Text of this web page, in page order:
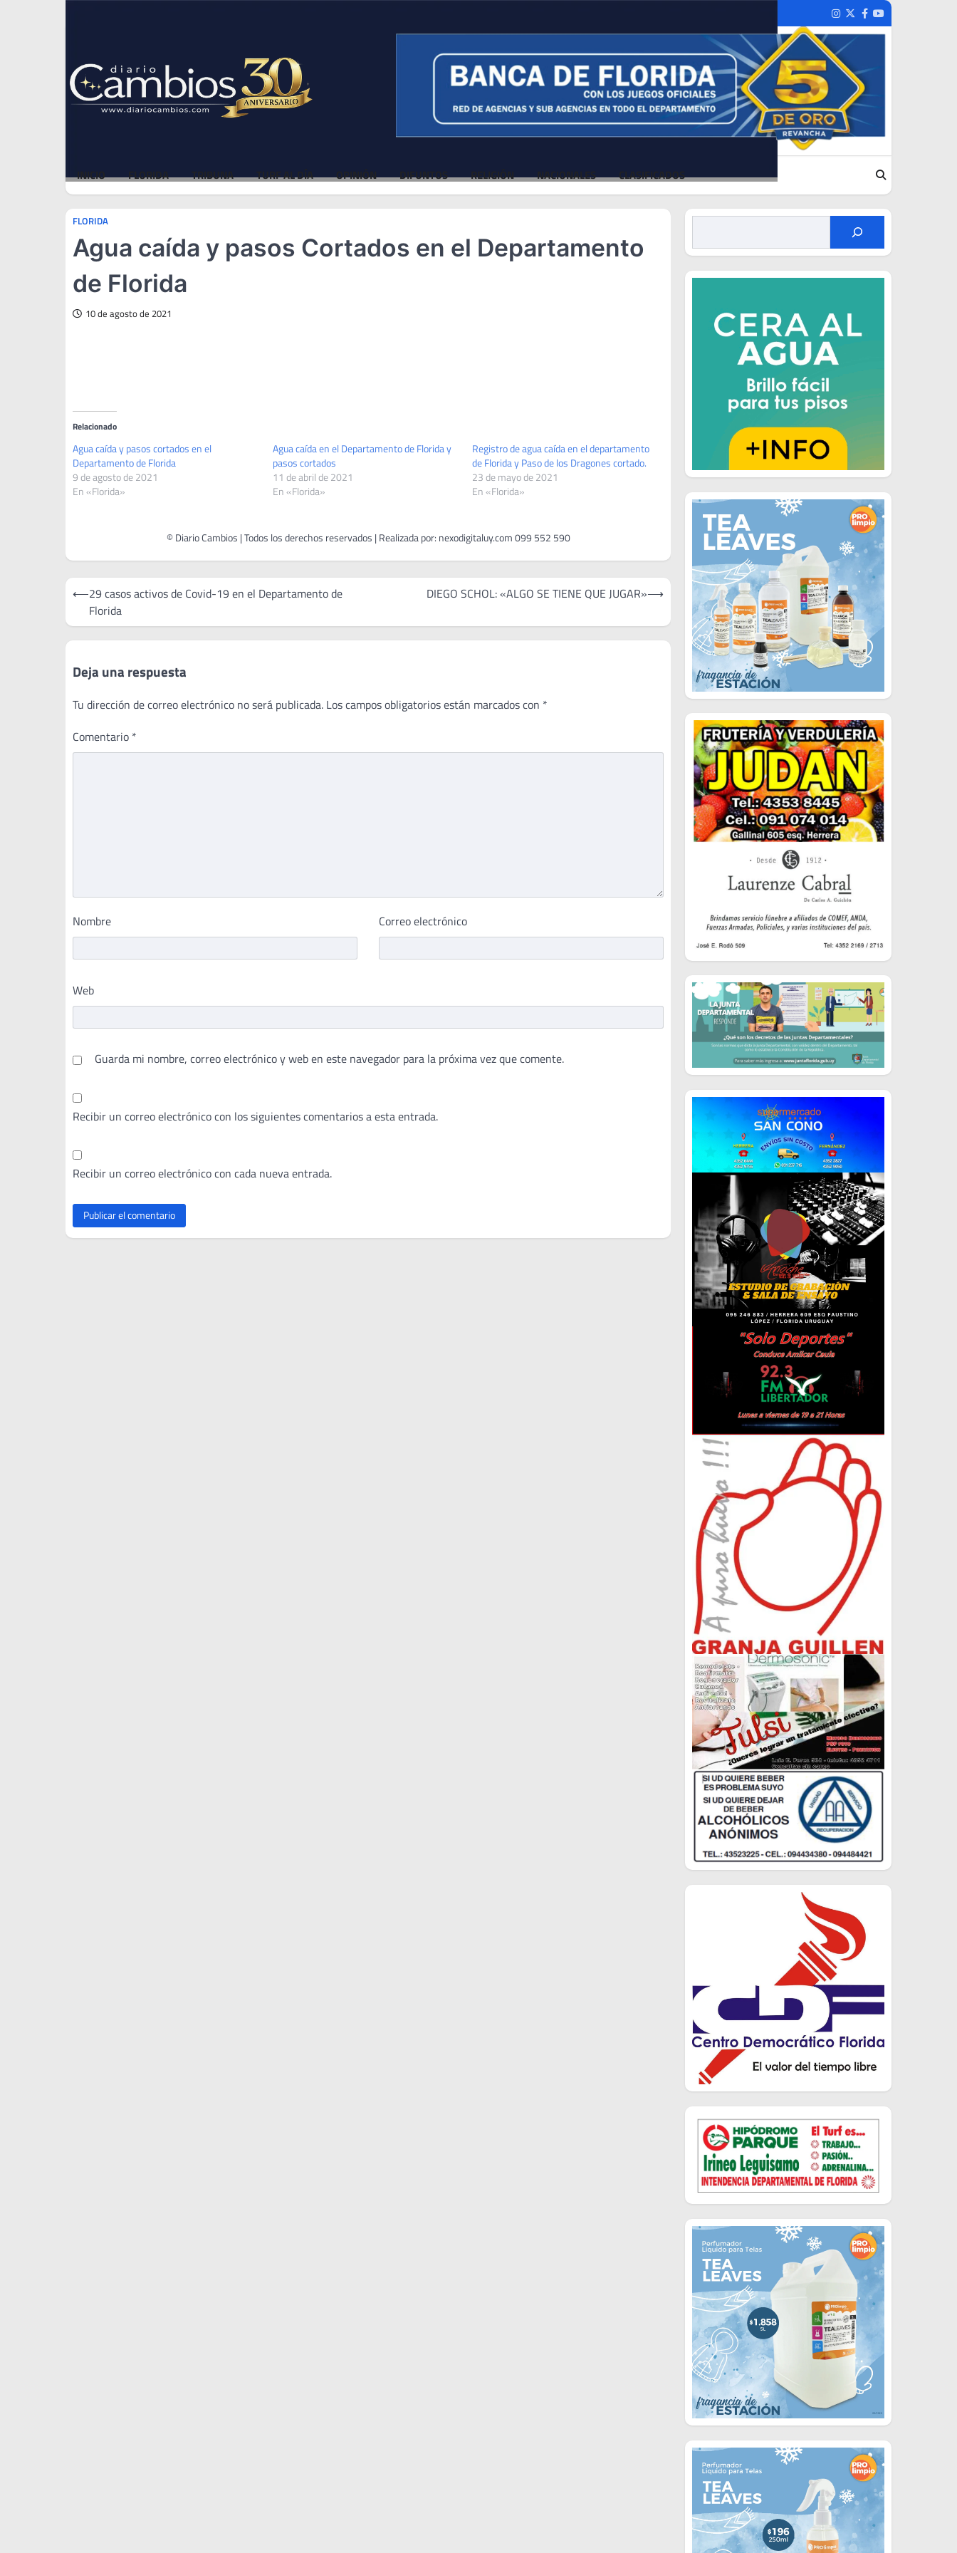
Instagram
TwitterFacebook
Youtube
INICIO FLORIDA TRIBUNA TURF AL DÍA OPINIÓN DIFUNTOS RELIGIÓN NACIONALES CLASIFICADOS
FLORIDA
Agua caída y pasos Cortados en el Departamento
de Florida
10 de agosto de 2021
Relacionado
Agua caída y pasos cortados en el
Departamento de Florida
9 de agosto de 2021
En «Florida»
Agua caída en el Departamento de Florida y
pasos cortados
11 de abril de 2021
En «Florida»
Registro de agua caída en el departamento
de Florida y Paso de los Dragones cortado.
23 de mayo de 2021
En «Florida»
Navegación
entradas
⟵29 casos activos de Covid-19 en el Departamento de
Florida
DIEGO SCHOL: «ALGO SE TIENE QUE JUGAR»⟶
Deja una respuesta
Tu dirección de correo electrónico no será publicada. Los campos obligatorios están marcados con *
Comentario *
Nombre Correo electrónico
Web
Guarda mi nombre, correo electrónico y web en este navegador para la próxima vez que comente.
Recibir un correo electrónico con los siguientes comentarios a esta entrada.
Recibir un correo electrónico con cada nueva entrada.